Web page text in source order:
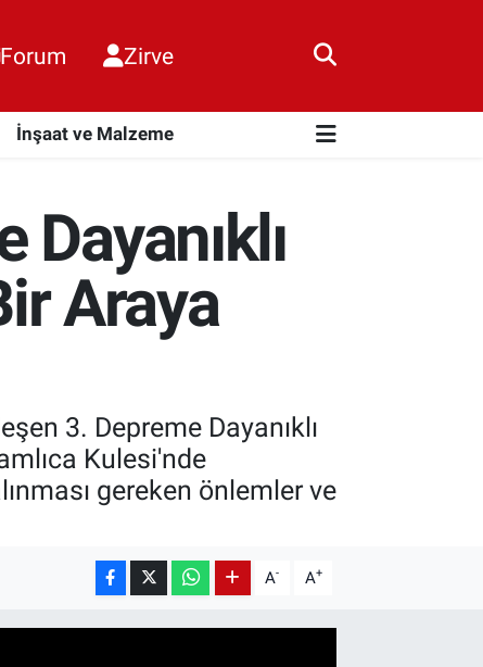
Forum Zirve
İnşaat ve Malzeme
Araya
3. Depreme Dayanıklı
Kulesi'nde
gereken önlemler ve
A- A+